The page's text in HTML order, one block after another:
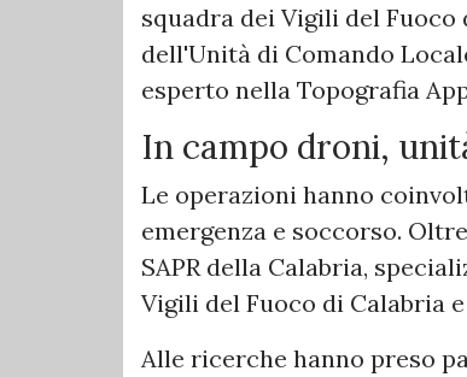
squadra dei Vigili del
dell'Unità di Comando
esperto nella Topografia
In campo droni,
Le operazioni hanno
emergenza e soccorso.
SAPR della Calabria,
Vigili del Fuoco di Calabria
Alle ricerche hanno preso